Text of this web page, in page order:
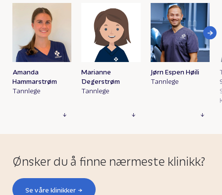
Amanda
Hammarstrøm
Tannlege
Marianne
Degerstrøm
Tannlege
Jørn Espen Høili
Tannlege
Ønsker du å finne nærmeste klinikk?
Se våre klinikker